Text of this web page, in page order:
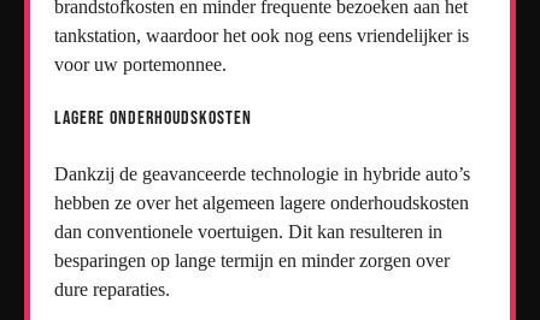
brandstofkosten en minder frequente bezoeken aan het
tankstation, waardoor het ook nog eens vriendelijker is
voor uw portemonnee.
Lagere Onderhoudskosten
Dankzij de geavanceerde technologie in hybride auto’s
hebben ze over het algemeen lagere onderhoudskosten
dan conventionele voertuigen. Dit kan resulteren in
besparingen op lange termijn en minder zorgen over
dure reparaties.